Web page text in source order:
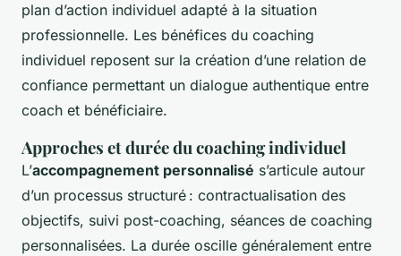
plan d’action individuel adapté à la situation
professionnelle. Les bénéfices du coaching
individuel reposent sur la création d’une relation de
confiance permettant un dialogue authentique entre
coach et bénéficiaire.
Approches et durée du coaching individuel
L’accompagnement personnalisé s’articule autour
d’un processus structuré : contractualisation des
objectifs, suivi post-coaching, séances de coaching
personnalisées. La durée oscille généralement entre